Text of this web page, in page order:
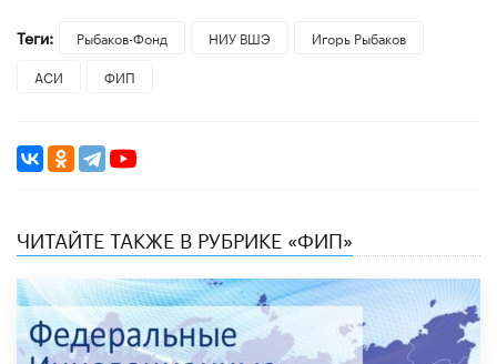
Теги: Рыбаков-Фонд НИУ ВШЭ
Игорь Рыбаков
АСИ
ФИП
ЧИТАЙТЕ ТАКЖЕ В РУБРИКЕ «ФИП»